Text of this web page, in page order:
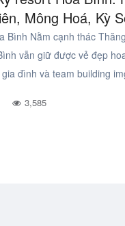
Mông Hoá, Kỳ
Bình Nằm cạnh thác
vẫn giữ được vẻ đẹp
đình và team building
3,585